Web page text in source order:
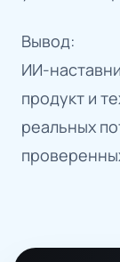
Вывод:
ИИ-
продукт и
реальных